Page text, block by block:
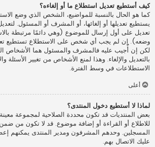
كيف أستطيع تعديل استطلاع ما أو إلغاءه؟
كما هو الحال بالنسبة للمواضيع، الشخص الذي وضع
يستطيع تعديلها أو إلغائها، أو المشرف أو المسئول.
تعديل على أول إرسال للموضوع (وهي دائمًا مرتبطة
وضعه). إن لم يجب أي شخص على الاستطلاع تستطيع
لكن إن أُجيب عليه فالمشرف والمسئول هما الأشخاص
بالتعديل والإلغاء. وهذا لمنع الأشخاص من تغيير الأسئلة
الاستطلاعات في وسط الفترة.
أعلى
لماذا لا أستطيع دخول المنتدى؟
بعض المنتديات قد تكون محددة الصلاحية لمجموعة
للاطلاع أو القراءة أو إضافة موضوع. قد لا تكون من
المسجلين. وحدهم المشرفون ومدير المنتدى يمكنهم
عليك الاتصال بهم.